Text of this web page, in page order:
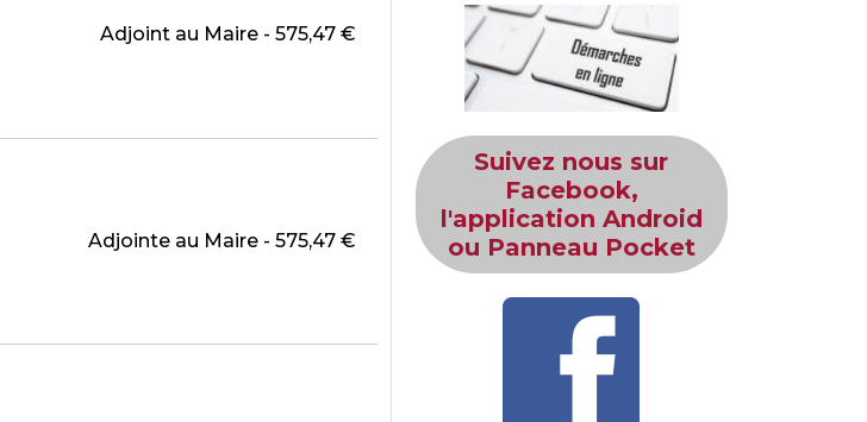
Adjoint au Maire - 575,47 €
Adjointe au Maire - 575,47 €
Suivez nous sur
Facebook,
l'application Android
ou Panneau Pocket